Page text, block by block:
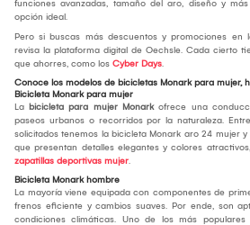
funciones avanzadas, tamaño del aro, diseño y
opción ideal.
Pero si buscas más descuentos y promociones en
revisa la plataforma digital de Oechsle. Cada cierto
que ahorres, como los Cyber Days.
Conoce los modelos de bicicletas Monark para mujer,
Bicicleta Monark para mujer
La bicicleta para mujer Monarkofrece una
paseos urbanos o recorridos por la naturaleza.
solicitados tenemos la bicicleta Monark aro 24 mujer
que presentan detalles elegantes y colores
zapatillas deportivas mujer.
Bicicleta Monark hombre
La mayoría viene equipada con componentes de
frenos eficiente y cambios suaves. Por ende, son
condiciones climáticas. Uno de los más